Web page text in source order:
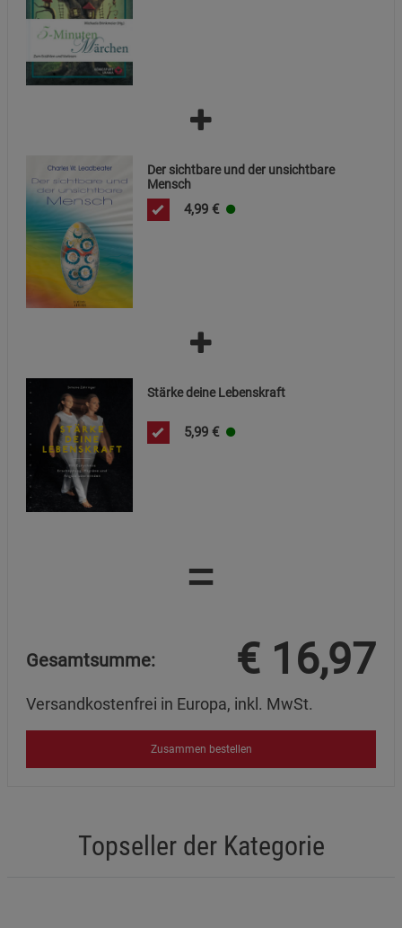
Der sichtbare und der unsichtbare
Mensch
4,99 €
Stärke deine Lebenskraft
5,99 €
=
Gesamtsumme: € 16,97
Versandkostenfrei in Europa, inkl. MwSt.
Zusammen bestellen
Topseller der Kategorie
Funktionale Cookies (1)
Beschreibung Funktionale Cookies
Statistik Cookies (2)
Beschreibung Statistik Cookies
Cookie-Informationenanzeigen
Marketing Cookies (3)
Beschreibung Marketing Cookies